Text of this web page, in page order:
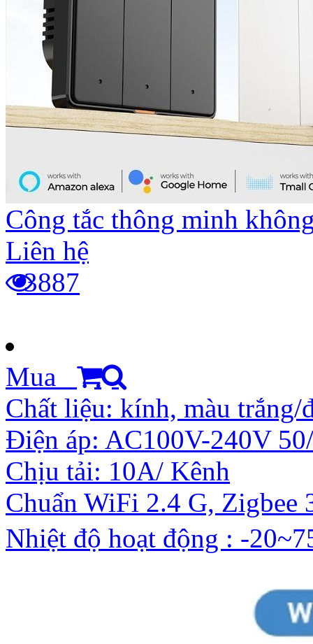
Công tắc thông minh
Liên hệ
3887
Mua
Chất liệu: kính, màu trắng/
Điện áp: AC100V-240V
Chịu tải: 10A/ Kênh
Chuẩn WiFi 2.4 G, Zigbee
Nhiệt độ hoạt động : -